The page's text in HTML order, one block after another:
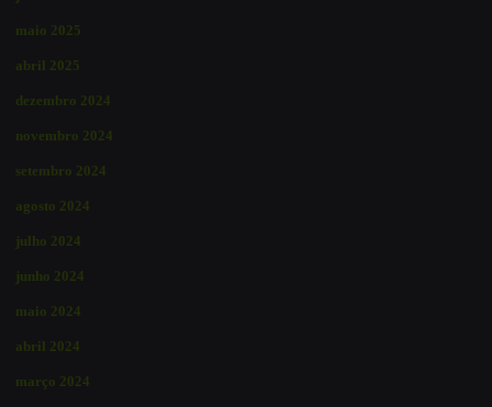
maio 2025
abril 2025
dezembro 2024
novembro 2024
setembro 2024
agosto 2024
julho 2024
junho 2024
maio 2024
abril 2024
março 2024